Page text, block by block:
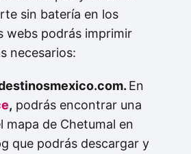
sin batería en los
webs podrás imprimir
necesarios:
En
, podrás encontrar una
mapa de Chetumal en
que podrás descargar y